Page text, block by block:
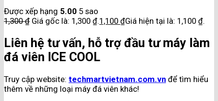
Được xếp hạng 5.00 5 sao
1,300₫ Giá gốc là: 1,300 ₫.1,100 ₫Giá hiện tại là: 1,100 ₫.
Liên hệ tư vấn, hỗ trợ đầu tư máy làm
đá viên ICE COOL
Truy cập website: techmartvietnam.com.vn để tìm hiểu
thêm về những loại máy đá viên khác!